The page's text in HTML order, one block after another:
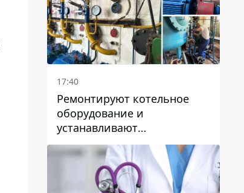
17:40
Ремонтируют котельное
оборудование и
устанавливают
генераторные установки:
как в Днепре готовятся к
отопительному сезону